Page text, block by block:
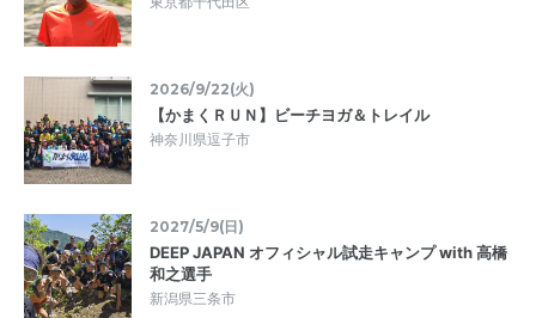
2026/9/22(火)
【かまくＲＵＮ】ビーチヨガ＆トレイル
神奈川県逗子市
2027/5/9(日)
DEEP JAPAN オフィシャル試走キャンプ with 高橋
和之選手
新潟県三条市